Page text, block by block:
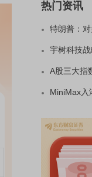
热门资讯
特朗普：
宇树科技
A股三大指
MiniMax入